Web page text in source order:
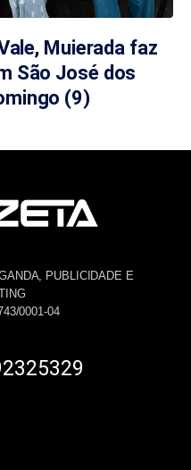
Muierada faz
São José dos
(9)
PUBLICIDADE E
0001-04